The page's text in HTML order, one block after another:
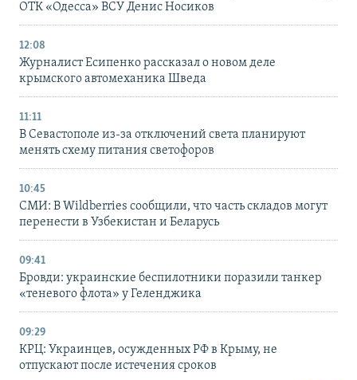
ОТК «Одесса» ВСУ Денис Носиков
12:08
Журналист Есипенко рассказал о новом деле
крымского автомеханика Шведа
11:11
В Севастополе из-за отключений света планируют
менять схему питания светофоров
10:45
СМИ: В Wildberries сообщили, что часть складов могут
перенести в Узбекистан и Беларусь
09:41
Бровди: украинские беспилотники поразили танкер
«теневого флота» у Геленджика
09:29
КРЦ: Украинцев, осужденных РФ в Крыму, не
отпускают после истечения сроков